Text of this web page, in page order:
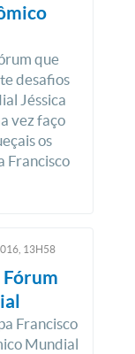
que
desafios
Jéssica
vez faço
os
Francisco
13H58
Fórum
Francisco
Mundial